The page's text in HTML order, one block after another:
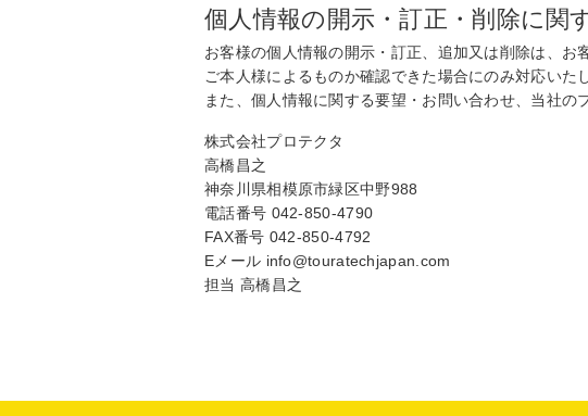
個人情報の開示・訂正・削除に関
お客様の個人情報の開示・訂正、追加又は削除は、お
ご本人様によるものか確認できた場合にのみ対応いた
また、個人情報に関する要望・お問い合わせ、当社の
株式会社プロテクタ
高橋昌之
神奈川県相模原市緑区中野988
電話番号 042-850-4790
FAX番号 042-850-4792
Eメール info@touratechjapan.com
担当 高橋昌之